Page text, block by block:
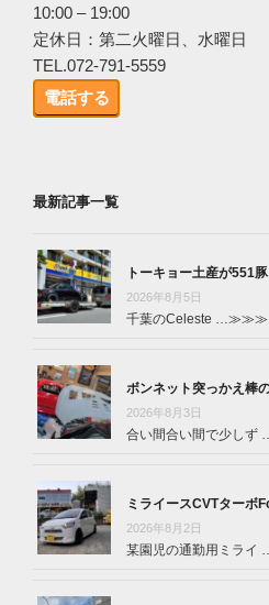
10:00 – 19:00
定休日：第二火曜日、水曜日
TEL.072-791-5559
電話する
最新記事一覧
トーキョー土産が551
2026年8月5日
千葉のCeleste … ≫≫≫
ボンネット突っかえ棒
2026年8月3日
合い間合い間で少しず …
ミライースCVTターボ
2026年8月2日
某園児の通勤用ミライ …